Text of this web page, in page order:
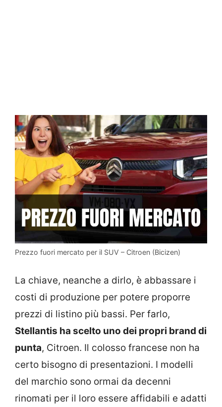
Prezzo fuori mercato per il SUV – Citroen (Bicizen)
La chiave, neanche a dirlo, è abbassare i
costi di produzione per potere proporre
prezzi di listino più bassi. Per farlo,
Stellantis ha scelto uno dei propri brand di
punta, Citroen. Il colosso francese non ha
certo bisogno di presentazioni. I modelli
del marchio sono ormai da decenni
rinomati per il loro essere affidabili e adatti